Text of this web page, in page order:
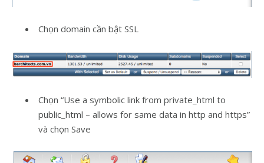
Chọn domain cần bật SSL
Chọn “Use a symbolic link from private_html to
public_html – allows for same data in http and https”
và chọn Save